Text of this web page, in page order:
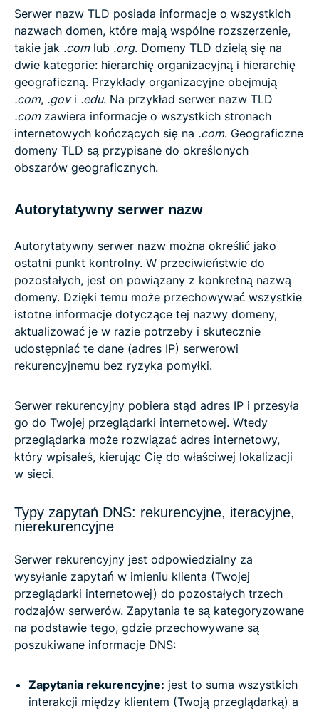
Serwer nazw TLD posiada informacje o wszystkich
nazwach domen, które mają wspólne rozszerzenie,
takie jak .comlub .org. Domeny TLD dzielą się na
dwie kategorie: hierarchię organizacyjną i hierarchię
geograficzną. Przykłady organizacyjne obejmują
.com, .govi .edu. Na przykład serwer nazw TLD
.comzawiera informacje o wszystkich stronach
internetowych kończących się na .com. Geograficzne
domeny TLD są przypisane do określonych
obszarów geograficznych.
Autorytatywny serwer nazw
Autorytatywny serwer nazw można określić jako
ostatni punkt kontrolny. W przeciwieństwie do
pozostałych, jest on powiązany z konkretną nazwą
domeny. Dzięki temu może przechowywać wszystkie
istotne informacje dotyczące tej nazwy domeny,
aktualizować je w razie potrzeby i skutecznie
udostępniać te dane (adres IP) serwerowi
rekurencyjnemu bez ryzyka pomyłki.
Serwer rekurencyjny pobiera stąd adres IP i przesyła
go do Twojej przeglądarki internetowej. Wtedy
przeglądarka może rozwiązać adres internetowy,
który wpisałeś, kierując Cię do właściwej lokalizacji
w sieci.
Typy zapytań DNS: rekurencyjne, iteracyjne,
nierekurencyjne
Serwer rekurencyjny jest odpowiedzialny za
wysyłanie zapytań w imieniu klienta (Twojej
przeglądarki internetowej) do pozostałych trzech
rodzajów serwerów. Zapytania te są kategoryzowane
na podstawie tego, gdzie przechowywane są
poszukiwane informacje DNS:
Zapytania rekurencyjne: jest to suma wszystkich
interakcji między klientem (Twoją przeglądarką) a